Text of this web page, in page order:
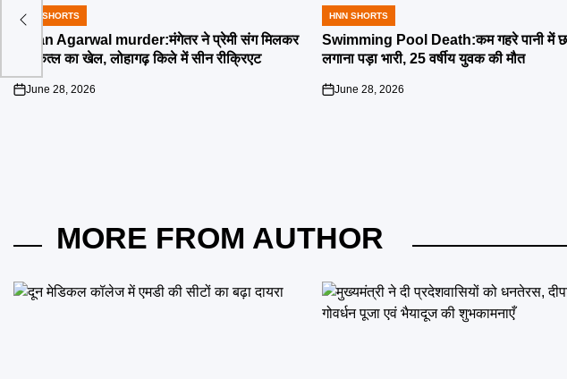
POSTED
HNN SHORTS
Ketan Agarwal murder:मंगेतर ने प्रेमी संग मिलकर
रचा कत्ल का खेल, लोहागढ़ किले में सीन रीक्रिएट
on
June 28, 2026
POSTED
IN
HNN SHORTS
Swimming Pool Death:कम गहरे पानी में
लगाना पड़ा भारी, 25 वर्षीय युवक की मौत
on
June 28, 2026
MORE FROM AUTHOR